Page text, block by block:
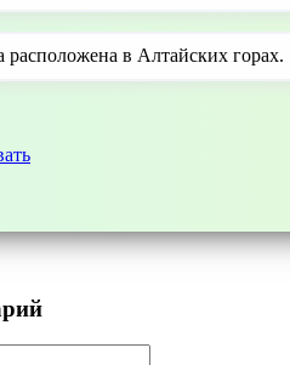
расположена в Алтайских горах.